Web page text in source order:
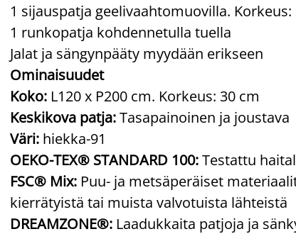
1 sijauspatja geelivaahtomuovilla. Korkeus:
1 runkopatja kohdennetulla tuella
Jalat ja sängynpääty myydään erikseen
Ominaisuudet
Koko: L120 x P200 cm. Korkeus: 30 cm
Keskikova patja:Tasapainoinen ja joustava
Väri: hiekka-91
OEKO-TEX® STANDARD 100:Testattu
FSC® Mix: Puu- ja metsäperäiset
kierrätyistä tai muista valvotuista lähteistä
DREAMZONE®: Laadukkaita patjoja ja